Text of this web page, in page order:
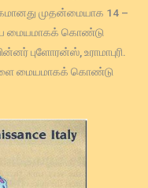
முதன்மையாக 14 –
மையமாகக் கொண்டு
புளோரன்ஸ், உராமாபுரி.
மையமாகக் கொண்டு